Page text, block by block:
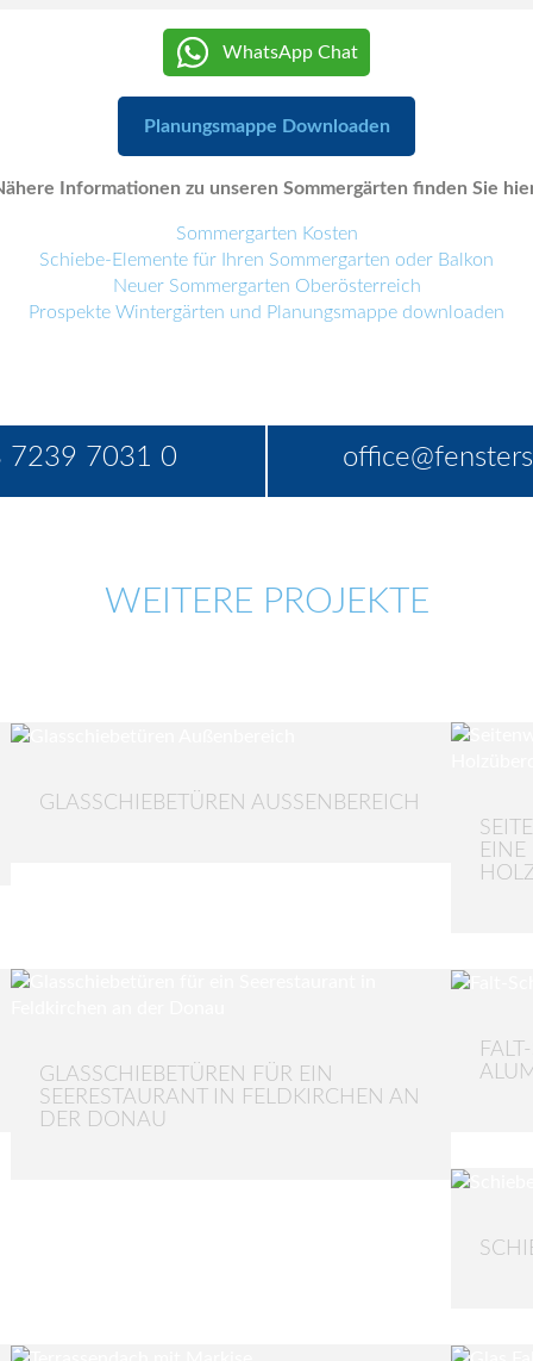
WhatsApp Chat
Planungsmappe Downloaden
Informationen zu unseren Sommergärten finden Sie
Sommergarten Kosten
Schiebe-Elemente für Ihren Sommergarten oder Balkon
Neuer Sommergarten Oberösterreich
Prospekte Wintergärten und Planungsmappe downloaden
7239 7031 0
WEITERE PROJEKTE
GLASSCHIEBETÜREN AUSSENBEREICH
EINE
GLASSCHIEBETÜREN FÜR EIN
SEERESTAURANT IN FELDKIRCHEN AN
DER DONAU